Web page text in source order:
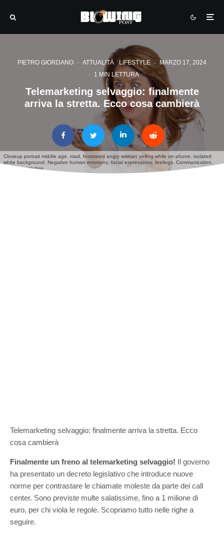
Closeup portrait middle age, mad, frustrated angry woman yelling while on phone, isolated
white background. Negative human emotions, facial expressions, feelings. Communication,
conflict resolution
PIETRO GIORDANO · ATTUALITÀ LIFESTYLE ·
MARZO 17, 2024
·
1 MIN LETTURA
Telemarketing selvaggio: finalmente
arriva la stretta. Ecco cosa cambierà
Telemarketing selvaggio: finalmente arriva la stretta. Ecco
cosa cambierà
Finalmente un freno al telemarketing selvaggio! Il governo
ha presentato un decreto legislativo che introduce nuove
norme per contrastare le chiamate moleste da parte dei call
center. Sono previste multe salatissime, fino a 1 milione di
euro, per chi viola le regole. Scopriamo tutto nelle righe a
seguire.